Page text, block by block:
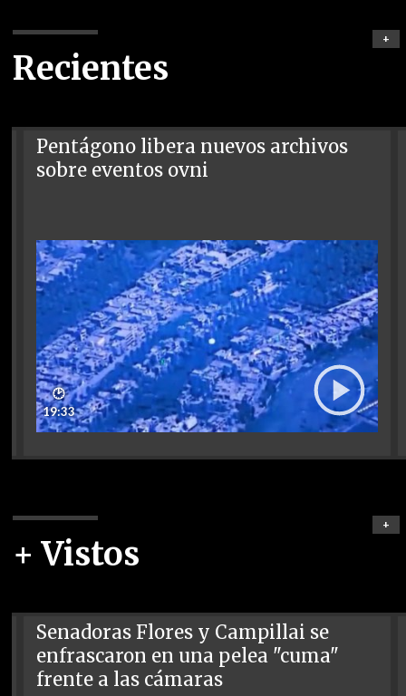
Recientes
+
Pentágono libera nuevos archivos
sobre eventos ovni
🕑
19:33
+ Vistos
+
Senadoras Flores y Campillai se
enfrascaron en una pelea "cuma"
frente a las cámaras